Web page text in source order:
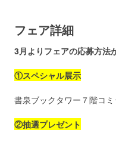
フェア詳細
3月よりフェアの応募方法
①スペシャル展示
書泉ブックタワー７階コ
②抽選プレゼント